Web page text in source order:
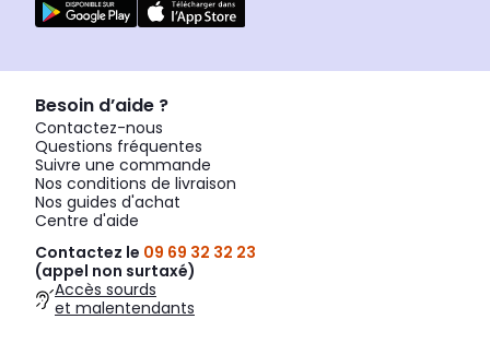
Besoin d’aide ?
Contactez-nous
Questions fréquentes
Suivre une commande
Nos conditions de livraison
Nos guides d'achat
Centre d'aide
Contactez le 09 69 32 32 23
(appel non surtaxé)
Accès sourds
et malentendants